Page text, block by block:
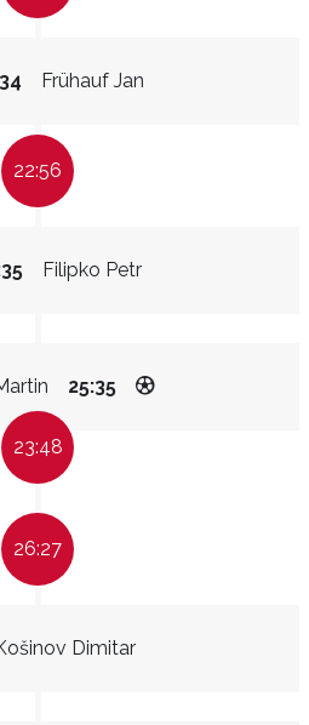
Frühauf Jan
22:56
Filipko Petr
25:35
23:48
26:27
Dimitar